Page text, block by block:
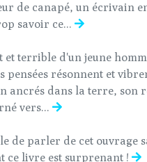
de canapé, un écrivain
savoir ce...
terrible d'un jeune
pensées résonnent et
ancrés dans la terre, son
vers...
de parler de cet ouvrage
ce livre est surprenant !